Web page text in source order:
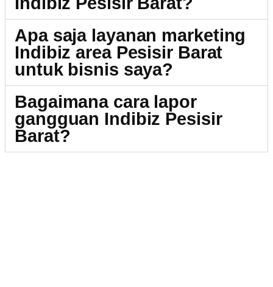
Apa saja layanan marketing
Indibiz area Pesisir Barat
untuk bisnis saya?
Bagaimana cara lapor
gangguan Indibiz Pesisir
Barat?